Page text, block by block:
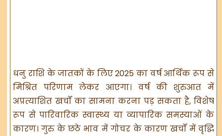
धनु राशि के जातकों के लिए 2025 का वर्ष आर्थिक रूप से
मिश्रित परिणाम लेकर आएगा। वर्ष की शुरुआत में
अप्रत्याशित खर्चों का सामना करना पड़ सकता है, विशेष
रूप से पारिवारिक स्वास्थ्य या व्यापारिक समस्याओं के
कारण। गुरु के छठे भाव में गोचर के कारण खर्चों में वृद्धि